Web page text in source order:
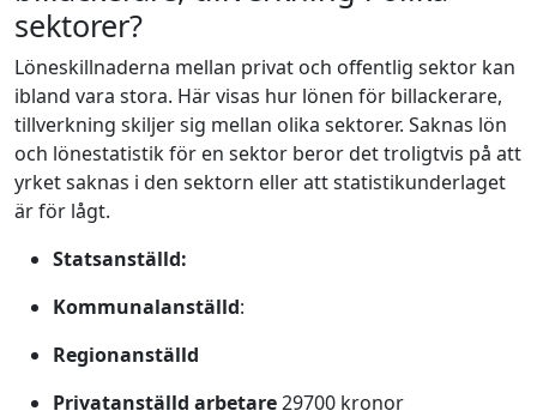
sektorer?
Löneskillnaderna mellan privat och offentlig sektor kan
ibland vara stora. Här visas hur lönen för billackerare,
tillverkning skiljer sig mellan olika sektorer. Saknas lön
och lönestatistik för en sektor beror det troligtvis på att
yrket saknas i den sektorn eller att statistikunderlaget
är för lågt.
Statsanställd:
Kommunalanställd:
Regionanställd
Privatanställd arbetare29700 kronor